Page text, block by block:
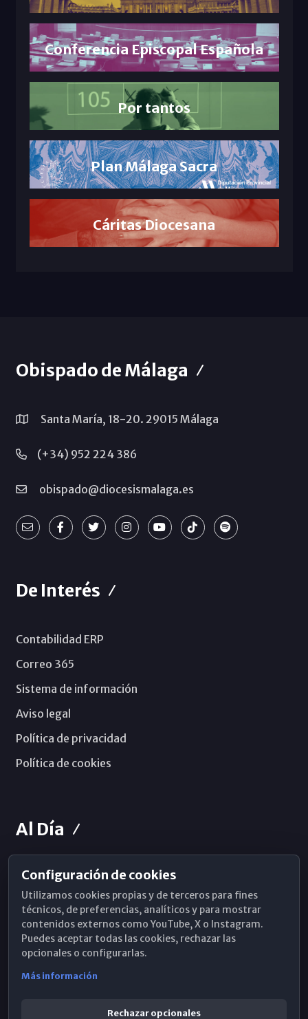
Conferencia Episcopal Española
Por tantos
Plan Málaga Sacra
Cáritas Diocesana
Obispado de Málaga
Santa María, 18-20. 29015 Málaga
(+34) 952 224 386
obispado@diocesismalaga.es
De Interés
Contabilidad ERP
Correo 365
Sistema de información
Aviso legal
Política de privacidad
Política de cookies
Al Día
Horarios de Misa
Hemeroteca
WhatsApp
Configuración de cookies
Utilizamos cookies propias y de terceros para fines
técnicos, de preferencias, analíticos y para mostrar
contenidos externos como YouTube, X o Instagram.
Puedes aceptar todas las cookies, rechazar las
opcionales o configurarlas.
Más información
Rechazar opcionales